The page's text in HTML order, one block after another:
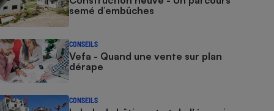
semé d’embûches
CONSEILS
Vefa - Quand une vente sur plan
dérape
CONSEILS